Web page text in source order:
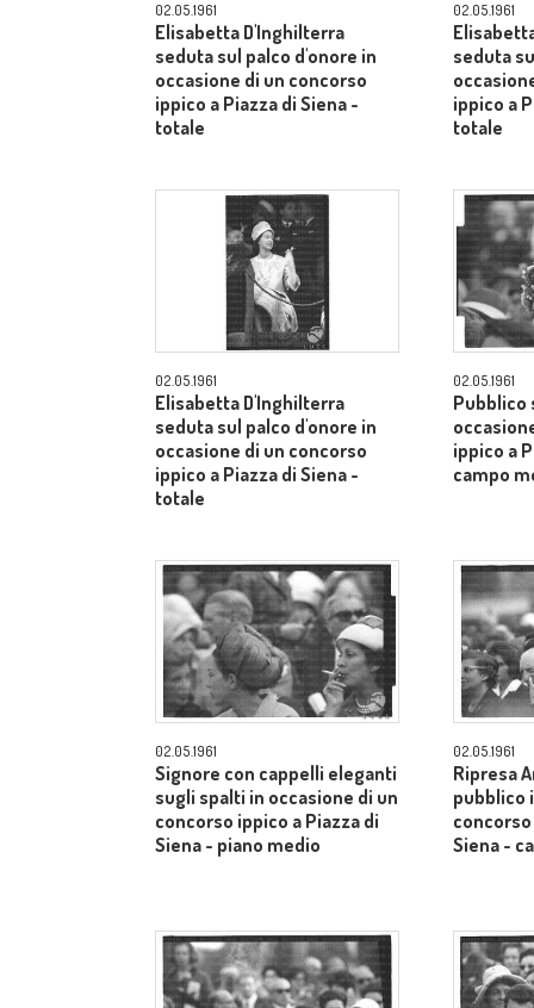
02.05.1961
Elisabetta D'Inghilterra
seduta sul palco d'onore in
occasione di un concorso
ippico a Piazza di Siena -
totale
02.05.1961
seduta
ippico a
totale
02.05.1961
Elisabetta D'Inghilterra
seduta sul palco d'onore in
occasione di un concorso
ippico a Piazza di Siena -
totale
02.05.1961
Pubblico
ippico a
campo
02.05.1961
Signore con cappelli eleganti
sugli spalti in occasione di un
concorso ippico a Piazza di
Siena - piano medio
02.05.1961
Ripresa
pubblico
Siena -